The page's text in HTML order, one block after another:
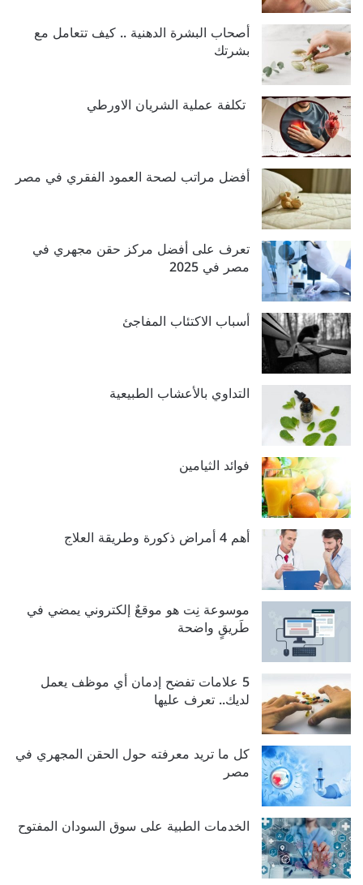
أصحاب البشرة الدهنية .. كيف تتعامل مع
بشرتك
تكلفة عملية الشريان الاورطي
أفضل مراتب لصحة العمود الفقري في مصر
تعرف على أفضل مركز حقن مجهري في
مصر في 2025
أسباب الاكتئاب المفاجئ
التداوي بالأعشاب الطبيعية
فوائد الثيامين
أهم 4 أمراض ذكورة وطريقة العلاج
موسوعة نِت هو موقعٌ إلكتروني يمضي في
طَريقٍ واضحة
5 علامات تفضح إدمان أي موظف يعمل
لديك.. تعرف عليها
كل ما تريد معرفته حول الحقن المجهري في
مصر
الخدمات الطبية على سوق السودان المفتوح